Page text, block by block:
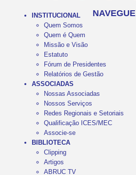
NAVEGUE
INSTITUCIONAL
Quem Somos
Quem é Quem
Missão e Visão
Estatuto
Fórum de Presidentes
Relatórios de Gestão
ASSOCIADAS
Nossas Associadas
Nossos Serviços
Redes Regionais e Setoriais
Qualificação ICES/MEC
Associe-se
BIBLIOTECA
Clipping
Artigos
ABRUC TV